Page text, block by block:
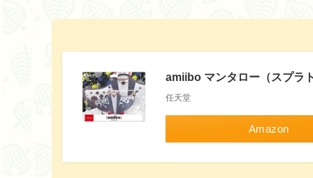
amiibo マンタロー（スプラ
任天堂
Amazon